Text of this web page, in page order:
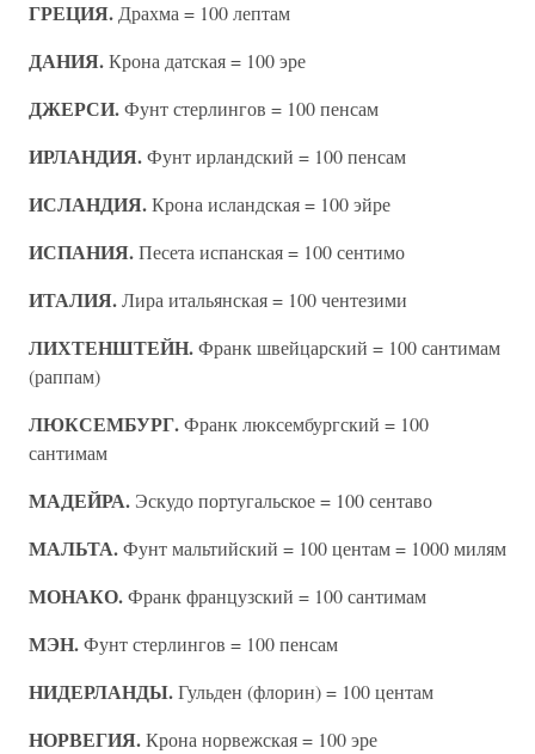
ГРЕЦИЯ. Драхма = 100 лептам
ДАНИЯ.Крона датская = 100 эре
ДЖЕРСИ.Фунт стерлингов = 100 пенсам
ИРЛАНДИЯ.Фунт ирландский = 100 пенсам
ИСЛАНДИЯ.Крона исландская = 100 эйре
ИСПАНИЯ.Песета испанская = 100 сентимо
ИТАЛИЯ.Лира итальянская = 100 чентезими
ЛИХТЕНШТЕЙН.Франк швейцарский = 100 сантимам
(раппам)
ЛЮКСЕМБУРГ.Франк люксембургский = 100
сантимам
МАДЕЙРА. Эскудо португальское = 100 сентаво
МАЛЬТА.Фунт мальтийский = 100 центам = 1000 милям
МОНАКО.Франк французский = 100 сантимам
МЭН.Фунт стерлингов = 100 пенсам
НИДЕРЛАНДЫ.Гульден (флорин) = 100 центам
НОРВЕГИЯ.Крона норвежская = 100 эре